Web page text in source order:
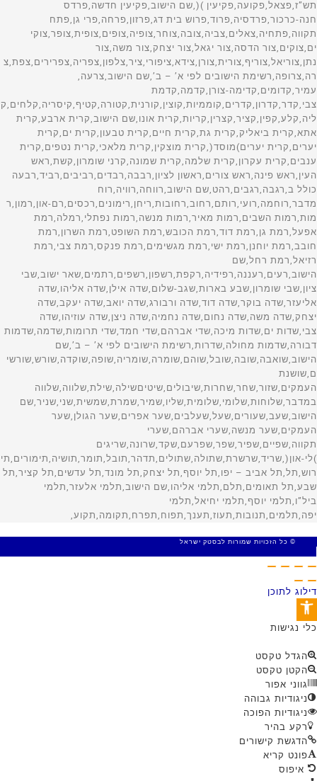
© כל הזכויות שמורות לבסטק ישראל
דילוג לתוכן
פתח סרגל נגישות
כלי נגישות
הגדל טקסט
הקטן טקסט
גווני אפור
ניגודיות גבוהה
ניגודיות הפוכה
רקע בהיר
הדגשת קישורים
פונט קריא
איפוס